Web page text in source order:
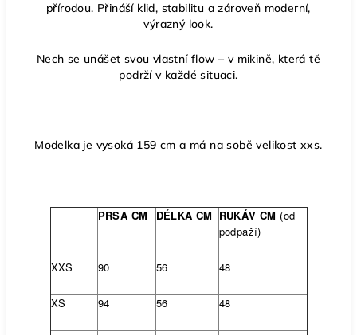
přírodou. Přináší klid, stabilitu a zároveň moderní,
výrazný look.
Nech se unášet svou vlastní flow – v mikině, která tě
podrží v každé situaci.
Modelka je vysoká 159 cm a má na sobě velikost xxs.
PRSA CM DÉLKA CM RUKÁV CM (od
podpaží)
XXS 90 56 48
XS 94 56 48